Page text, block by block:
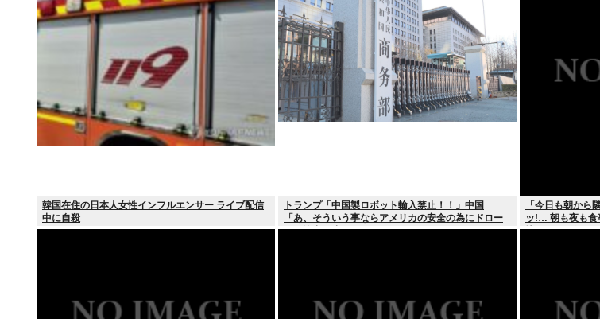
韓国在住の日本人女性インフルエンサー ライブ配信
中に自殺
トランプ「中国製ロボット輸入禁止！！」中国
「あ、そういう事ならアメリカの安全の為にドロー
ンの輸出も止めるね？」
「今日も朝から
ッ!… 朝も夜も食
快な1日が始ま